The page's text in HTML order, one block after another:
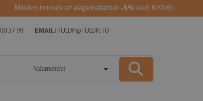
Minden termék az alapkínálatból -5% kód: NYAR5
37 99 EMAIL: TULUP@TULUP.HU
Valamennyi